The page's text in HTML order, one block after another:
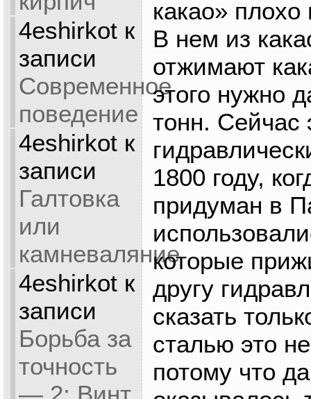
4eshirkotк
записи
Современное
поведение
4eshirkotк
записи
Галтовка
или
камневаляние
4eshirkotк
записи
Борьба за
точность
какао»
В нем из
отжимают
этого нужно
тонн. Сейчас
1800 году,
придуман в
которые
другу
сказать
сталью это
потому что